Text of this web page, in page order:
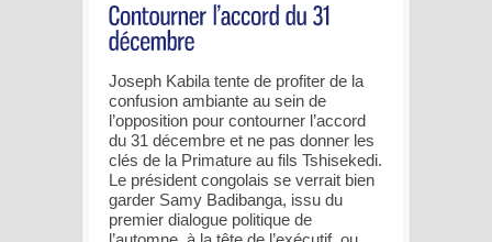
Joseph Kabila tente de profiter de la
confusion ambiante au sein de
l’opposition pour contourner l’accord
du 31 décembre et ne pas donner les
clés de la Primature au fils Tshisekedi.
Le président congolais se verrait bien
garder Samy Badibanga, issu du
premier dialogue politique de